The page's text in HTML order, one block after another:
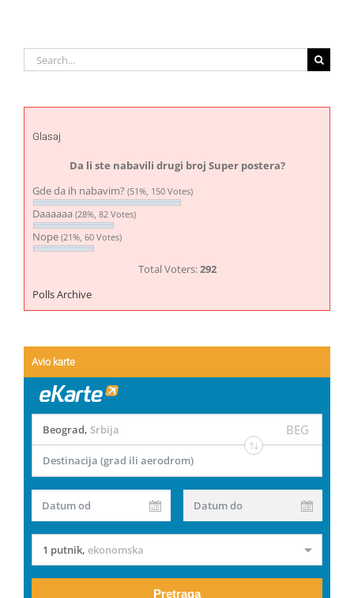
Search
for:
Glasaj
Da li ste nabavili drugi broj Super postera?
Gde da ih nabavim? (51%, 150 Votes)
Daaaaaa (28%, 82 Votes)
Nope (21%, 60 Votes)
Total Voters:292
Polls Archive
Avio karte
Beograd, Srbija BEG
Destinacija (grad ili aerodrom)
Datum od Datum do
1 putnik, ekonomska
Pretraga